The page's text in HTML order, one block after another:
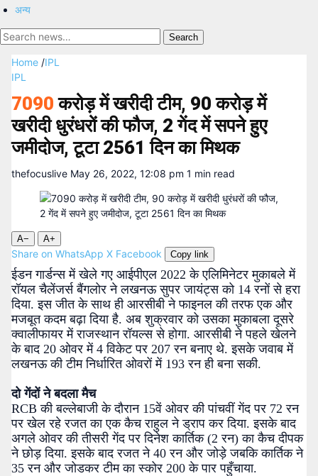
अन्य
Search
Home /IPL
IPL
7090 करोड़ में खरीदी टीम, 90 करोड़ में
खरीदी धुरंधरों की फौज, 2 गेंद में सपने हुए
जमीदोज, टूटा 2561 दिन का मिथक
thefocuslive May 26, 2022, 12:08 pm 1 min read
A− A+
Share on WhatsApp X Facebook Copy link
ईडन गार्डन्स में खेले गए आईपीएल 2022 के एलिमिनेटर मुकाबले में
रॉयल चैलेंजर्स बैंगलोर ने लखनऊ सुपर जायंट्स को 14 रनों से हरा
दिया. इस जीत के साथ ही आरसीबी ने फाइनल की तरफ एक और
मजबूत कदम बढ़ा दिया है. अब शुक्रवार को उसका मुकाबला दूसरे
क्वालीफायर में राजस्थान रॉयल्स से होगा. आरसीबी ने पहले खेलने
के बाद 20 ओवर में 4 विकेट पर 207 रन बनाए थे. इसके जवाब में
लखनऊ की टीम निर्धारित ओवरों में 193 रन ही बना सकी.
दो गेंदों ने बदला मैच
RCB की बल्लेबाजी के दौरान 15वें ओवर की पांचवीं गेंद पर 72 रन
पर खेल रहे रजत का एक कैच राहुल ने ड्राप कर दिया. इसके बाद
अगले ओवर की तीसरी गेंद पर दिनेश कार्तिक (2 रन) का कैच दीपक
ने छोड़ दिया. इसके बाद रजत ने 40 रन और जोड़े जबकि कार्तिक ने
35 रन और जोडकर टीम का स्कोर 200 के पार पहुँचाया.